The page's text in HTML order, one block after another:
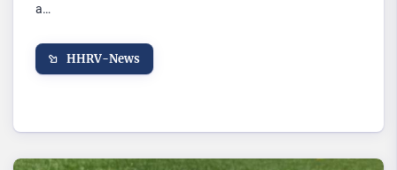
a…
HHRV-News